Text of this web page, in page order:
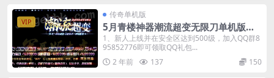
VIP
传奇单机版
5月青楼神器潮流超变无限刀单机版单
职业-附带GM后台
1、新人上线并在安全区达到500级，加入QQ群8
95852776即可领取QQ礼包...
2 年前
137 150